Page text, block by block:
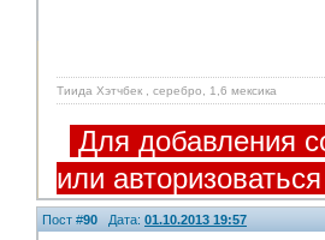
Тиида Хэтчбек , серебро, 1,6 мексика
Для добавления
или авторизоваться
Пост #90 Дата: 01.10.2013 19:57